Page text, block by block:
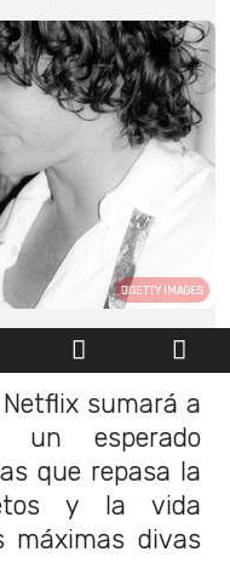
GETTY IMAGES
sumará a
un esperado
que repasa la
y la vida
máximas divas